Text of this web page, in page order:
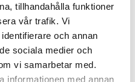
tillhandahålla funktioner
vår trafik. Vi
och annan
sociala medier och
vi samarbetar med.
informationen med annan